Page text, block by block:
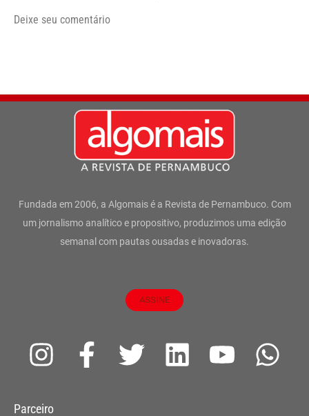
Deixe seu comentário
Fundada em 2006, a Algomais é a Revista de Pernambuco. Com
um jornalismo analítico e propositivo, produzimos uma edição
semanal com pautas ousadas e inovadoras.
ASSINE
I
s
F
a
T
L
Y
W
Parceiro